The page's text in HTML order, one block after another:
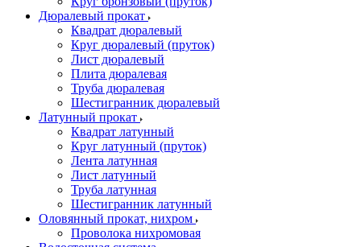
Дюралевый прокат
Квадрат дюралевый
Круг дюралевый (пруток)
Лист дюралевый
Плита дюралевая
Труба дюралевая
Шестигранник дюралевый
Латунный прокат
Квадрат латунный
Круг латунный (пруток)
Лента латунная
Лист латунный
Труба латунная
Шестигранник латунный
Оловянный прокат, нихром
Проволока нихромовая